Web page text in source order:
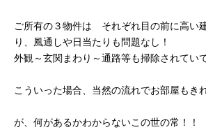
ご所有の３物件は それぞれ目の前に高い
り、風通しや日当たりも問題なし！
外観～玄関まわり～通路等も掃除されてい
こういった場合、当然の流れでお部屋もき
が、何があるかわからないこの世の常！！